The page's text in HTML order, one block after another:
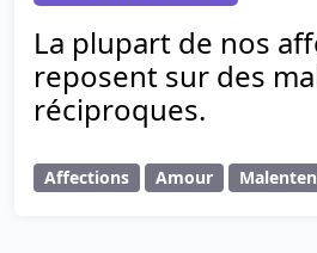
La plupart de nos
reposent sur des
réciproques.
Affections Amour